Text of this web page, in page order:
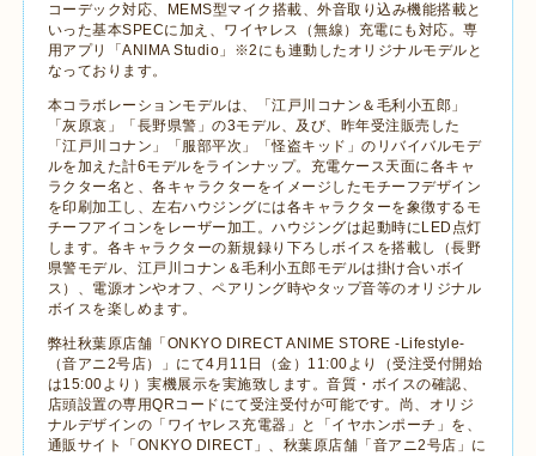
コーデック対応、
MEMS型マイク搭載、外音取り込み機能搭載と
いった基本SPECに加え、ワイヤレス（無線）充電にも対応。専
用アプリ「ANIMA Studio 」※2 にも連動したオリジナルモデルと
なっております。
本コラボレーションモデルは、「江戸川コナン＆毛利小五郎」
「灰原哀」「長野県警」の3モデル、及び、昨年受注販売した
「江戸川コナン」「服部平次」「怪盗キッド」のリバイバルモデ
ルを加えた計6モデルをラインナップ。充電ケース天面に各キャ
ラクター名と、各キャラクターをイメージしたモチーフデザイン
を印刷加工し、左右ハウジングには各キャラクターを象徴するモ
チーフアイコンをレーザー加工。ハウジングは起動時に LED 点灯
します。各キャラクターの新規録り下ろしボイスを搭載し（長野
県警モデル、江戸川コナン＆毛利小五郎モデルは掛け合いボイ
ス）、電源オンやオフ、ペアリング時やタップ音等のオリジナル
ボイスを楽しめます。
弊社秋葉原店舗「 ONKYO DIRECT ANIME STORE -Lifestyle-
（音アニ2号店）」にて4 月 11 日（金） 11:00より（受注受付開始
は15:00より）実機展示を実施致します。音質・ボイスの確認、
店頭設置の専用QRコードにて受注受付が可能です。尚、オリジ
ナルデザインの「ワイヤレス充電器」と「イヤホンポーチ」を、
通販サイト「 ONKYO DIRECT 」、秋葉原店舗「音アニ2号店」に